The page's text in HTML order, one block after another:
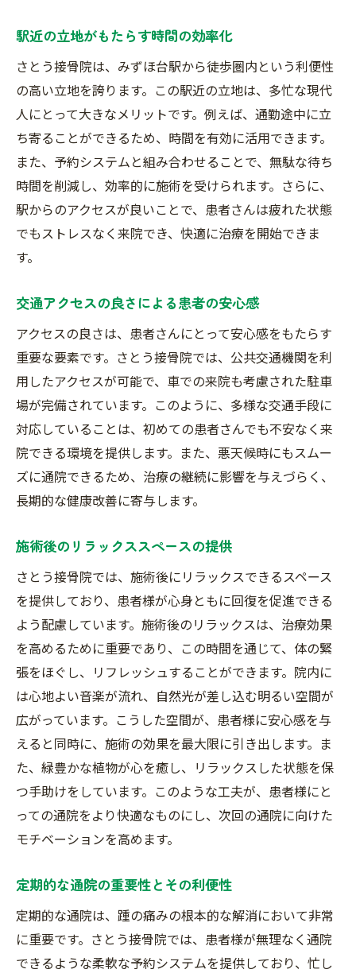
駅近の立地がもたらす時間の効率化
さとう接骨院は、みずほ台駅から徒歩圏内という利便性
の高い立地を誇ります。この駅近の立地は、多忙な現代
人にとって大きなメリットです。例えば、通勤途中に立
ち寄ることができるため、時間を有効に活用できます。
また、予約システムと組み合わせることで、無駄な待ち
時間を削減し、効率的に施術を受けられます。さらに、
駅からのアクセスが良いことで、患者さんは疲れた状態
でもストレスなく来院でき、快適に治療を開始できま
す。
交通アクセスの良さによる患者の安心感
アクセスの良さは、患者さんにとって安心感をもたらす
重要な要素です。さとう接骨院では、公共交通機関を利
用したアクセスが可能で、車での来院も考慮された駐車
場が完備されています。このように、多様な交通手段に
対応していることは、初めての患者さんでも不安なく来
院できる環境を提供します。また、悪天候時にもスムー
ズに通院できるため、治療の継続に影響を与えづらく、
長期的な健康改善に寄与します。
施術後のリラックススペースの提供
さとう接骨院では、施術後にリラックスできるスペース
を提供しており、患者様が心身ともに回復を促進できる
よう配慮しています。施術後のリラックスは、治療効果
を高めるために重要であり、この時間を通じて、体の緊
張をほぐし、リフレッシュすることができます。院内に
は心地よい音楽が流れ、自然光が差し込む明るい空間が
広がっています。こうした空間が、患者様に安心感を与
えると同時に、施術の効果を最大限に引き出します。ま
た、緑豊かな植物が心を癒し、リラックスした状態を保
つ手助けをしています。このような工夫が、患者様にと
っての通院をより快適なものにし、次回の通院に向けた
モチベーションを高めます。
定期的な通院の重要性とその利便性
定期的な通院は、踵の痛みの根本的な解消において非常
に重要です。さとう接骨院では、患者様が無理なく通院
できるような柔軟な予約システムを提供しており、忙し